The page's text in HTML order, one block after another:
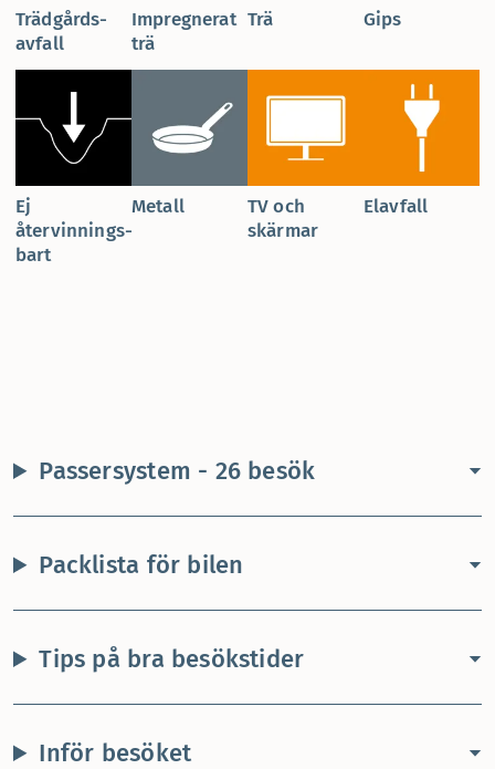
Trädgårds­
avfall
Impregnerat
trä
Trä Gips
Ej
återvinnings­
bart
Metall
TV och
skärmar
Elavfall
Passersystem - 26 besök
Packlista för bilen
Tips på bra besökstider
Inför besöket